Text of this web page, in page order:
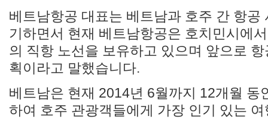
베트남항공 대표는 베트남과 호주 간 항공
기하면서 현재 베트남항공은 호치민시에
의 직항 노선을 보유하고 있으며 앞으로
획이라고 말했습니다.
베트남은 현재 2014년 6월까지 12개월 동
하여 호주 관광객들에게 가장 인기 있는